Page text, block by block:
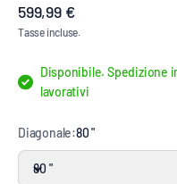
Prezzo scontato
599,99 €
Tasse incluse.
Disponibile. Spedizione
lavorativi
Diagonale:80 "
80 "